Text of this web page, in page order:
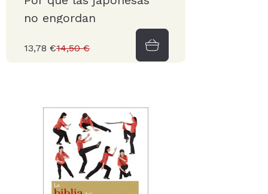
no engordan
13,78 €14,50 €